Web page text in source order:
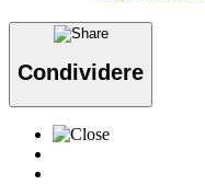
Condividere